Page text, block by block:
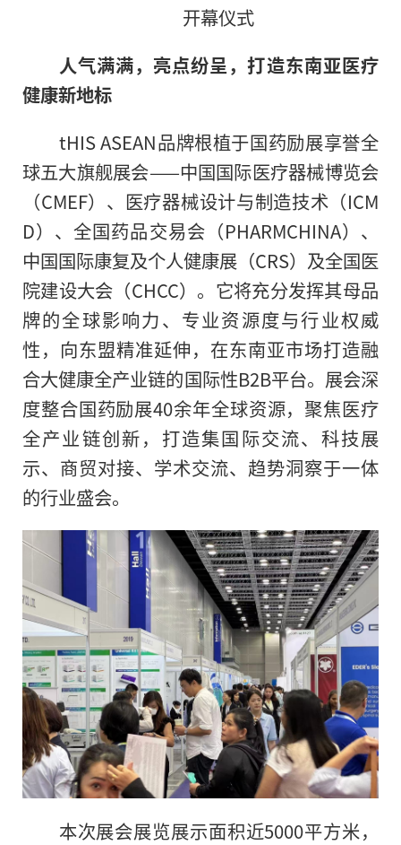
开幕仪式
人气满满，亮点纷呈，打造东南亚医疗
健康新地标
tHIS ASEAN品牌根植于国药励展享誉全
球五大旗舰展会——中国国际医疗器械博览会
（CMEF）、医疗器械设计与制造技术（ICM
D）、全国药品交易会（PHARMCHINA）、
中国国际康复及个人健康展（CRS）及全国医
院建设大会（CHCC）。它将充分发挥其母品
牌的全球影响力、专业资源度与行业权威
性，向东盟精准延伸，在东南亚市场打造融
合大健康全产业链的国际性B2B平台。展会深
度整合国药励展40余年全球资源，聚焦医疗
全产业链创新，打造集国际交流、科技展
示、商贸对接、学术交流、趋势洞察于一体
的行业盛会。
本次展会展览展示面积近5000平方米，